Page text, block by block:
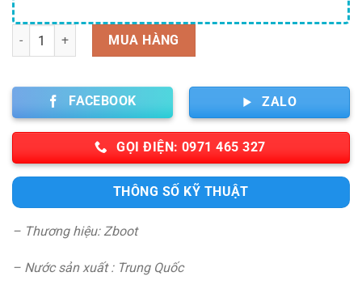
Số lượng MUA HÀNG
FACEBOOK ZALO
GỌI ĐIỆN: 0971 465 327
THÔNG SỐ KỸ THUẬT
– Thương hiệu: Zboot
– Nước sản xuất : Trung Quốc